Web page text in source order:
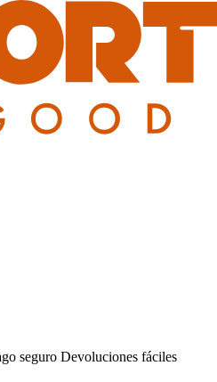
seguro Devoluciones fáciles